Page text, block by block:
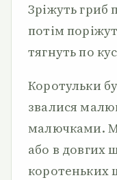
Зріжуть гриб
потім
тягнуть по
Коротульки
звалися
малючками.
або в довгих
коротеньких